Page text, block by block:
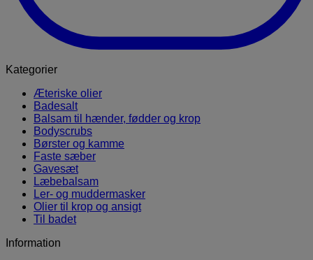
Kategorier
Æteriske olier
Badesalt
Balsam til hænder, fødder og krop
Bodyscrubs
Børster og kamme
Faste sæber
Gavesæt
Læbebalsam
Ler- og muddermasker
Olier til krop og ansigt
Til badet
Information